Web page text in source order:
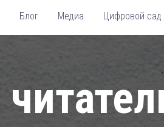
Блог Медиа Цифровой сад